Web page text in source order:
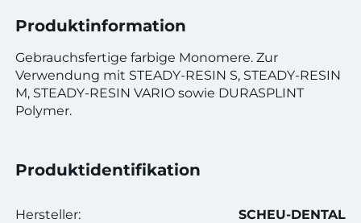
Produktinformation
Gebrauchsfertige farbige Monomere. Zur
Verwendung mit STEADY-RESIN S, STEADY-RESIN
M, STEADY-RESIN VARIO sowie DURASPLINT
Polymer.
Produktidentifikation
Hersteller: SCHEU-DENTAL